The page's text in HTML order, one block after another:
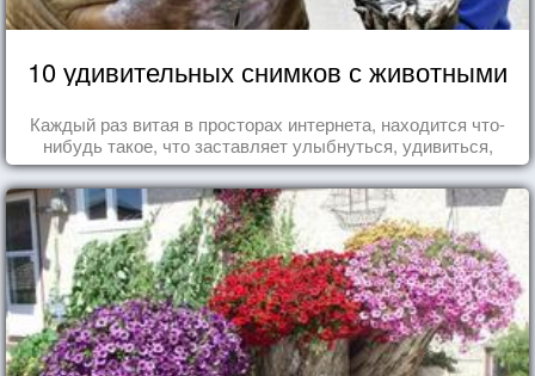
10 удивительных снимков с животными
Каждый раз витая в просторах интернета, находится что-
нибудь такое, что заставляет улыбнуться, удивиться,
восхититься...